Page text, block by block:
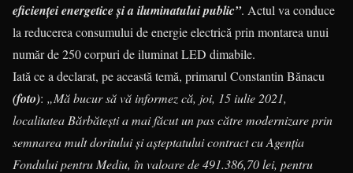
eficienței energetice şi a iluminatului public”. Actul va conduce
la reducerea consumului de energie electrică prin montarea unui
număr de 250 corpuri de iluminat LED dimabile.
Iată ce a declarat, pe această temă, primarul Constantin Bănacu
(foto): „Mă bucur să vă informez că, joi, 15 iulie 2021,
localitatea Bărbătești a mai făcut un pas către modernizare prin
semnarea mult doritului și așteptatului contract cu Agenţia
Fondului pentru Mediu, în valoare de 491.386,70 lei, pentru